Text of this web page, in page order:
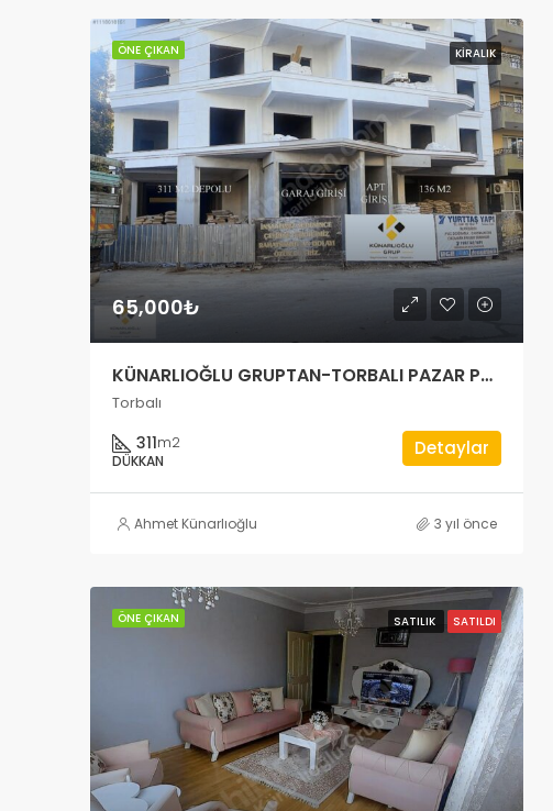
ÖNE ÇIKAN KIRALIK
65,000₺
KÜNARLIOĞLU GRUPTAN-TORBALI PAZAR PAZARINDA ŞOK A101 BİM
Torbalı
311m2
DÜKKAN
Detaylar
Ahmet Künarlıoğlu 3 yıl önce
ÖNE ÇIKAN SATILIK SATILDI